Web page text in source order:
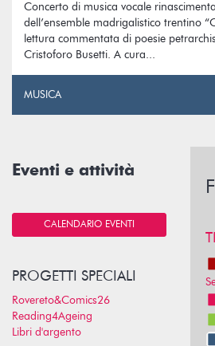
Concerto di musica vocale
dell’ensemble madrigalistico trentino
lettura commentata di poesie
Cristoforo Busetti. A cura...
MUSICA
Eventi e attività
CALENDARIO EVENTI
PROGETTI SPECIALI
Rovereto&Comics26
Reading4Ageing
Libri d'argento